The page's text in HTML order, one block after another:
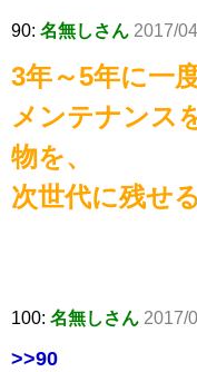
90: 名無しさん 2017/
3年～5年に一
メンテナンス
物を、
次世代に残せ
100: 名無しさん 2017/
>>90